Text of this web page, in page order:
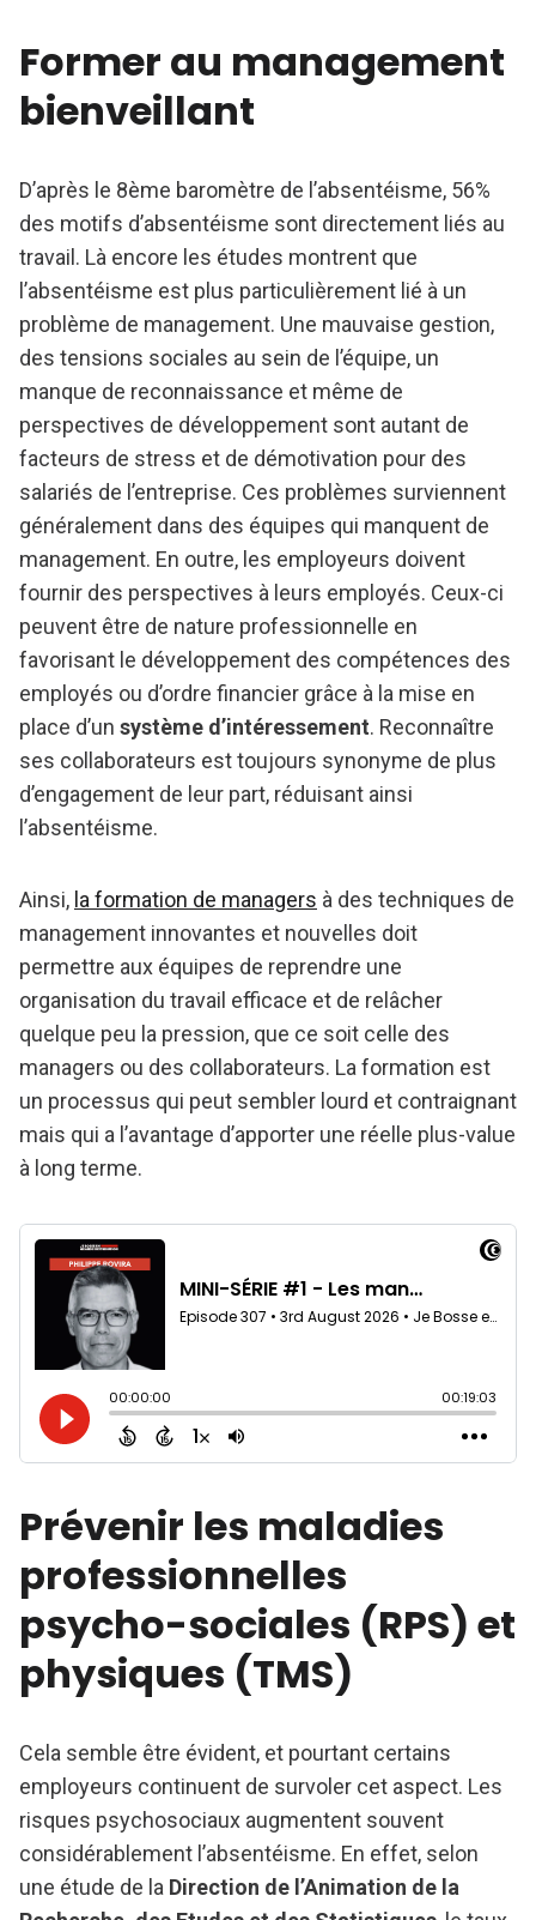
Former au management
bienveillant
D’après le 8ème baromètre de l’absentéisme, 56%
des motifs d’absentéisme sont directement liés au
travail. Là encore les études montrent que
l’absentéisme est plus particulièrement lié à un
problème de management. Une mauvaise gestion,
des tensions sociales au sein de l’équipe, un
manque de reconnaissance et même de
perspectives de développement sont autant de
facteurs de stress et de démotivation pour des
salariés de l’entreprise. Ces problèmes surviennent
généralement dans des équipes qui manquent de
management. En outre, les employeurs doivent
fournir des perspectives à leurs employés. Ceux-ci
peuvent être de nature professionnelle en
favorisant le développement des compétences des
employés ou d’ordre financier grâce à la mise en
place d’un système d’intéressement. Reconnaître
ses collaborateurs est toujours synonyme de plus
d’engagement de leur part, réduisant ainsi
l’absentéisme.
Ainsi, la formation de managers à des techniques de
management innovantes et nouvelles doit
permettre aux équipes de reprendre une
organisation du travail efficace et de relâcher
quelque peu la pression, que ce soit celle des
managers ou des collaborateurs. La formation est
un processus qui peut sembler lourd et contraignant
mais qui a l’avantage d’apporter une réelle plus-value
à long terme.
Prévenir les maladies
professionnelles
psycho-sociales (RPS) et
physiques (TMS)
Cela semble être évident, et pourtant certains
employeurs continuent de survoler cet aspect. Les
risques psychosociaux augmentent souvent
considérablement l’absentéisme. En effet, selon
une étude de la Direction de l’Animation de la